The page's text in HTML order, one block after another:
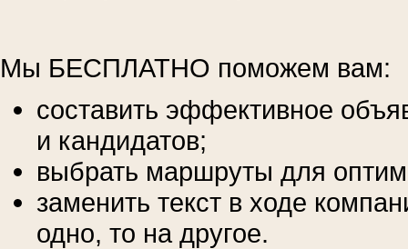
Мы БЕСПЛАТНО поможем вам:
составить эффективное
и кандидатов;
выбрать маршруты для
заменить текст в ходе
одно, то на другое.